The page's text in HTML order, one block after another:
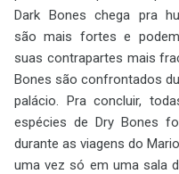
Dark Bones chega pra
são mais fortes e
suas contrapartes mais
Bones são confrontados
palácio. Pra concluir,
espécies de Dry Bones
durante as viagens do
uma vez só em uma sala